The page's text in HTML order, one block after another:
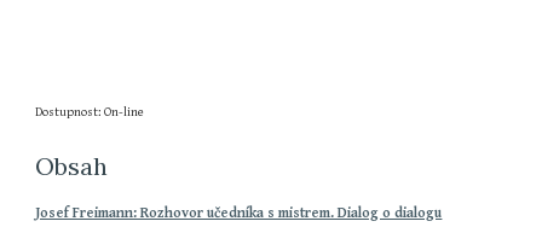
Dostupnost: On-line
Obsah
Josef Freimann: Rozhovor učedníka s mistrem. Dialog o dialogu